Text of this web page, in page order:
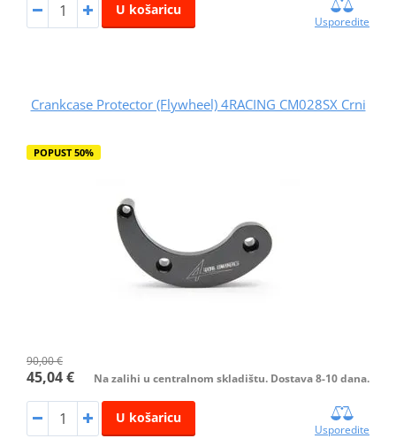
U košaricu
Usporedite
Crankcase Protector (Flywheel) 4RACING CM028SX Crni
POPUST 50%
90,00 €
45,04 € Na zalihi u centralnom skladištu. Dostava 8-10 dana.
U košaricu
Usporedite